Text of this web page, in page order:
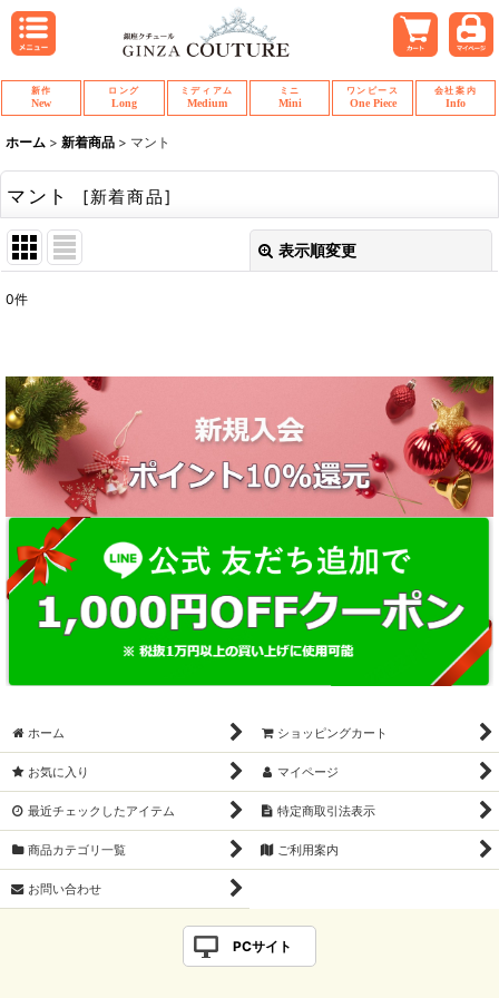
新作
New
ロング
Long
ミディアム
Medium
ミニ
Mini
ワンピース
One Piece
会社案内
Info
ホーム > 新着商品 > マント
マント [新着商品]
表示順変更
並び順:
絞り込む
0件
ホーム ショッピングカート
お気に入り マイページ
最近チェックしたアイテム 特定商取引法表示
商品カテゴリ一覧 ご利用案内
お問い合わせ
PCサイト